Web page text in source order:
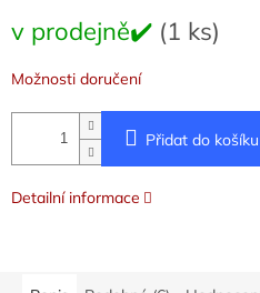
cena:
v prodejně✔️ (1 ks)
Možnosti doručení
Přidat do košíku
Detailní informace